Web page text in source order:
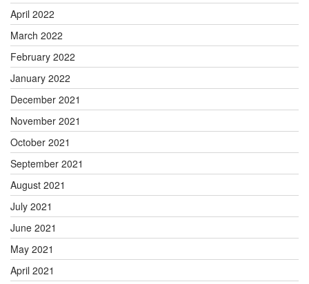
April 2022
March 2022
February 2022
January 2022
December 2021
November 2021
October 2021
September 2021
August 2021
July 2021
June 2021
May 2021
April 2021